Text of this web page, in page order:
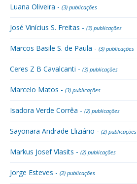
Luana Oliveira - (3) publicações
José Vinícius S. Freitas - (3) publicações
Marcos Basile S. de Paula - (3) publicações
Ceres Z B Cavalcanti - (3) publicações
Marcelo Matos - (3) publicações
Isadora Verde Corrêa - (2) publicações
Sayonara Andrade Eliziário - (2) publicações
Markus Josef Vlasits - (2) publicações
Jorge Esteves - (2) publicações